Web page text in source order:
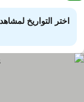
اختر التواريخ